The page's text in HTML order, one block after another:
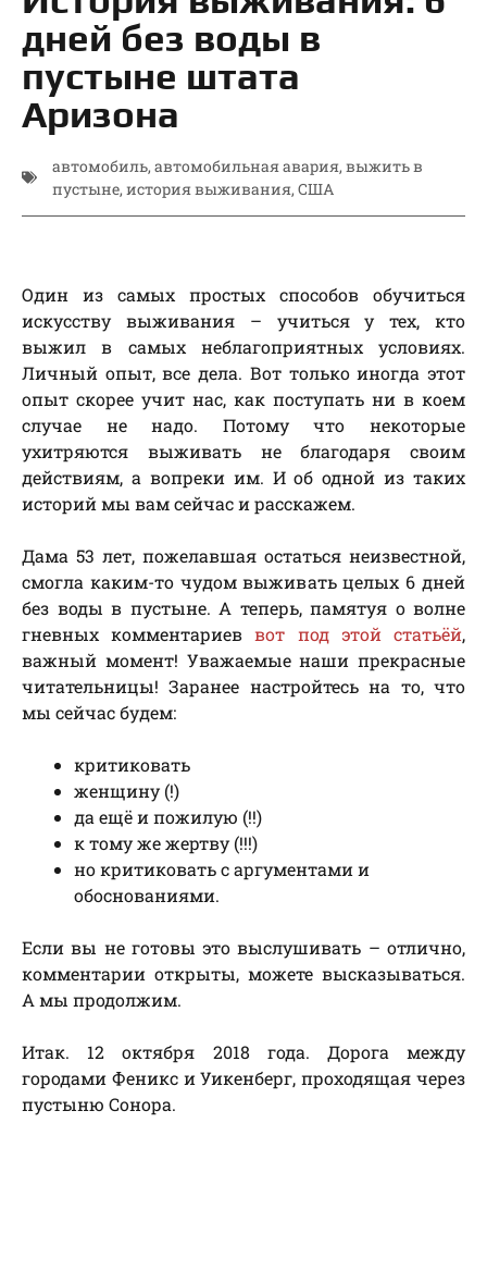
дней без воды в
пустыне штата
Аризона
автомобиль, автомобильная авария, выжить в
пустыне, история выживания, США
Один из самых простых способов обучиться
искусству выживания – учиться у тех, кто
выжил в самых неблагоприятных условиях.
Личный опыт, все дела. Вот только иногда этот
опыт скорее учит нас, как поступать ни в коем
случае не надо. Потому что некоторые
ухитряются выживать не благодаря своим
действиям, а вопреки им. И об одной из таких
историй мы вам сейчас и расскажем.
Дама 53 лет, пожелавшая остаться неизвестной,
смогла каким-то чудом выживать целых 6 дней
без воды в пустыне. А теперь, памятуя о волне
гневных комментариеввот под этой статьёй,
важный момент! Уважаемые наши прекрасные
читательницы! Заранее настройтесь на то, что
мы сейчас будем:
критиковать
женщину (!)
да ещё и пожилую (!!)
к тому же жертву (!!!)
но критиковать с аргументами и
обоснованиями.
Если вы не готовы это выслушивать – отлично,
комментарии открыты, можете высказываться.
А мы продолжим.
Итак. 12 октября 2018 года. Дорога между
городами Феникс и Уикенберг, проходящая через
пустыню Сонора.